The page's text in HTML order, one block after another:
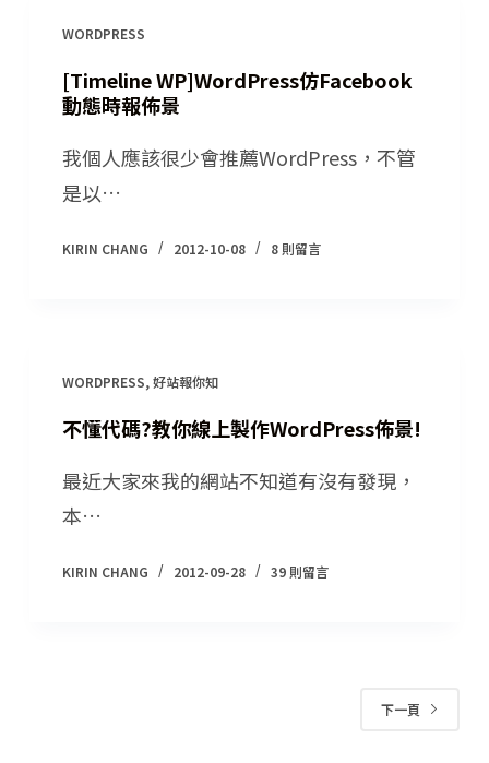
WORDPRESS
[Timeline WP]WordPress仿Facebook
動態時報佈景
我個人應該很少會推薦WordPress，不管
是以…
KIRIN CHANG 2012-10-08 8 則留言
WORDPRESS,好站報你知
不懂代碼?教你線上製作WordPress佈景!
最近大家來我的網站不知道有沒有發現，
本…
KIRIN CHANG 2012-09-28 39 則留言
下一頁